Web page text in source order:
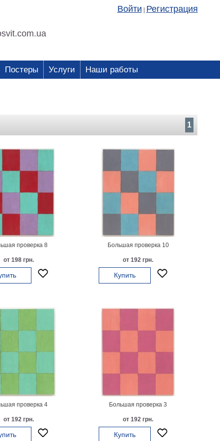
Войти Регистрация
Постеры Услуги Наши работы
1
проверка 8
от 198 грн.
Большая проверка 10
от 192 грн.
Купить
проверка 4
от 192 грн.
Большая проверка 3
от 192 грн.
Купить